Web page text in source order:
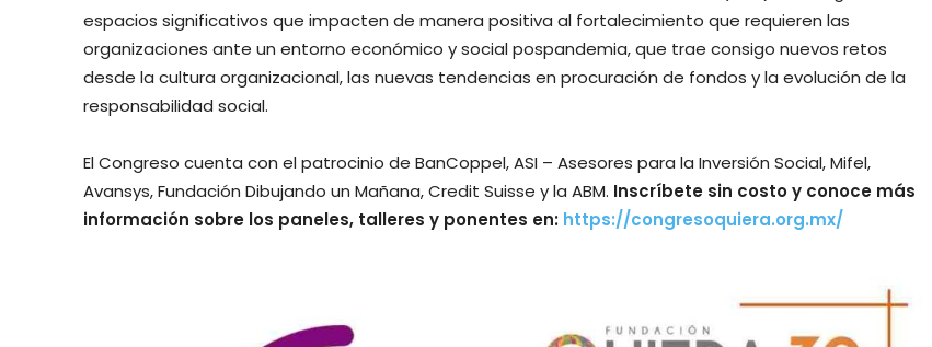
espacios significativos que impacten de manera positiva al fortalecimiento que requieren las
organizaciones ante un entorno económico y social pospandemia, que trae consigo nuevos retos
desde la cultura organizacional, las nuevas tendencias en procuración de fondos y la evolución de la
responsabilidad social.
El Congreso cuenta con el patrocinio de BanCoppel, ASI – Asesores para la Inversión Social, Mifel,
Avansys, Fundación Dibujando un Mañana, Credit Suisse y la ABM. Inscríbete sin costo y conoce más
información sobre los paneles, talleres y ponentes en: https://congresoquiera.org.mx/